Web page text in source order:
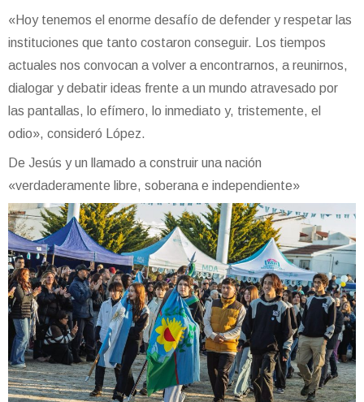
«Hoy tenemos el enorme desafío de defender y respetar las
instituciones que tanto costaron conseguir. Los tiempos
actuales nos convocan a volver a encontrarnos, a reunirnos,
dialogar y debatir ideas frente a un mundo atravesado por
las pantallas, lo efímero, lo inmediato y, tristemente, el
odio», consideró López.
De Jesús y un llamado a construir una nación
«verdaderamente libre, soberana e independiente»